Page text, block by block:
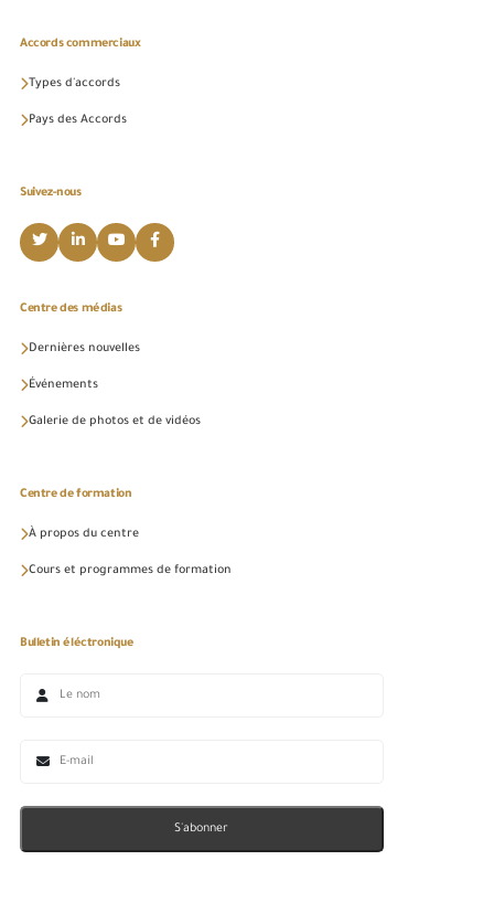
Accords commerciaux
Types d'accords
Pays des Accords
Suivez-nous
Centre des médias
Dernières nouvelles
Événements
Galerie de photos et de vidéos
Centre de formation
À propos du centre
Cours et programmes de formation
Bulletin éléctronique
S'abonner